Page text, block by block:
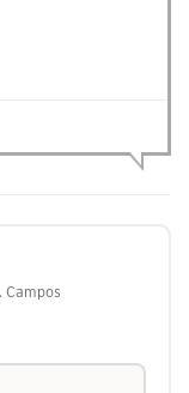
Campos